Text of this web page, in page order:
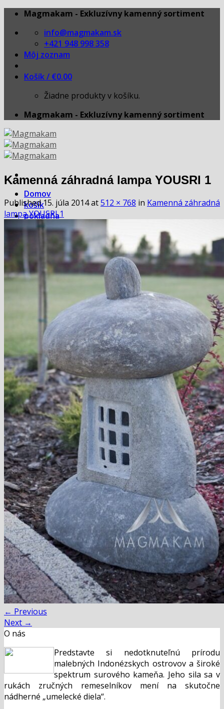
Skip
content
Magmakam - Exkluzívny kamenný sortiment
info@magmakam.sk
+421 948 998 358
Môj zoznam
Košík / €0.00
Žiadne produkty v košíku.
Magmakam - Exkluzívny kamenný sortiment
Domov
košík
pokladňa
Blog
Košík
Žiadne produkty v košíku.
Kamenná záhradná lampa YOUSRI 1
Published15. júla 2014at512 × 768 in Kamenná záhradná
lampa YOUSRI 1
← Previous
Next →
O nás
Predstavte si nedotknuteľnú prírodu
malebných Indonézskych ostrovov a široké
spektrum surového kameňa. Jeho sila sa v
rukách zručných remeselníkov mení na skutočne
nádherné „umelecké diela“.